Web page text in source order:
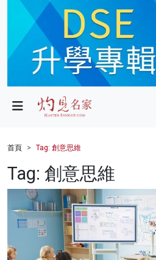
政局
財經
健康
商業
首頁 Tag: 創意思維
Tag: 創意思維